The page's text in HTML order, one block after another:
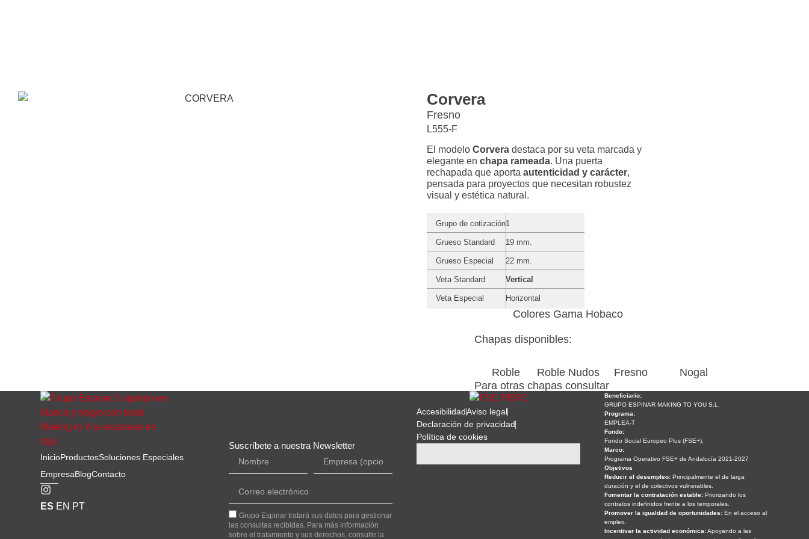
Corvera
Fresno
L555-F
El modelo Corveradestaca por su veta marcada y
elegante en chapa rameada. Una puerta
rechapada que aporta autenticidad y carácter,
pensada para proyectos que necesitan robustez
visual y estética natural.
Grupo de cotización1
Grueso Standard 19 mm.
Grueso Especial 22 mm.
Veta Standard Vertical
Veta Especial Horizontal
Colores Gama Hobaco
Chapas disponibles:
Roble Roble Nudos Fresno
Nogal
Para otras chapas consultar
InicioProductosSoluciones Especiales
EmpresaBlogContacto
ES EN PT
Suscríbete a nuestra Newsletter
Grupo Espinar tratará sus datos para gestionar
las consultas recibidas. Para más información
sobre el tratamiento y sus derechos, consulte la
AccesibilidadAviso legal
Declaración de privacidad
Política de cookies
Beneficiario:
GRUPO ESPINAR MAKING TO YOU S.L.
Programa:
EMPLEA-T
Fondo:
Fondo Social Europeo Plus (FSE+).
Marco:
Programa Operativo FSE+ de Andalucía 2021-2027
Objetivos
Reducir el desempleo: Principalmente el de larga
duración y el de colectivos vulnerables.
Fomentar la contratación estable: Priorizando los
contratos indefinidos frente a los temporales.
Promover la igualdad de oportunidades: En el acceso al
empleo.
Incentivar la actividad económica:Apoyando a las